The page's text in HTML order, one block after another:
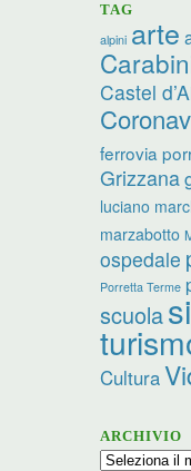
TAG
alpini arte
Castel
ferrovia
Grizzana
luciano
marzabotto
ospedale
Porretta Terme
scuola
Cultura
ARCHIVIO
Archivio